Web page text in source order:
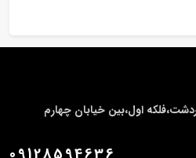
اول،بین خیابان چهارم